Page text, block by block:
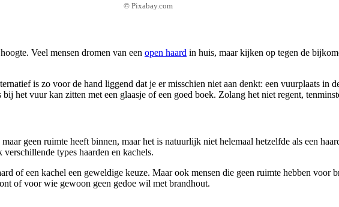
© Pixabay.com
Veel mensen dromen van een open haard in huis, maar kijken op tegen de
is zo voor de hand liggend dat je er misschien niet aan denkt: een vuurplaats in
het vuur kan zitten met een glaasje of een goed boek. Zolang het niet regent,
geen ruimte heeft binnen, maar het is natuurlijk niet helemaal hetzelfde als een
types haarden en kachels.
of een kachel een geweldige keuze. Maar ook mensen die geen ruimte hebben voor
of voor wie gewoon geen gedoe wil met brandhout.